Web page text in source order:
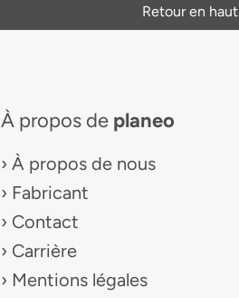
Retour en haut
À propos de planeo
À propos de nous
Fabricant
Contact
Carrière
Mentions légales